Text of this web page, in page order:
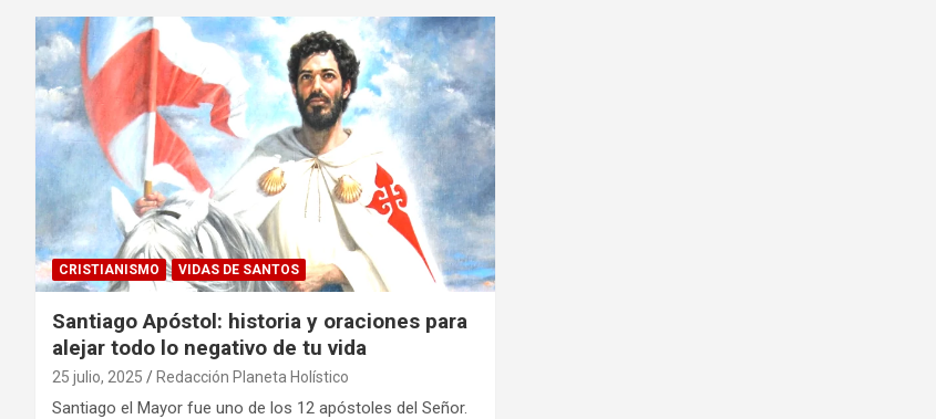
CRISTIANISMO VIDAS DE SANTOS
Santiago Apóstol: historia y oraciones para
alejar todo lo negativo de tu vida
25 julio, 2025 Redacción Planeta Holístico
Santiago el Mayor fue uno de los 12 apóstoles del Señor.